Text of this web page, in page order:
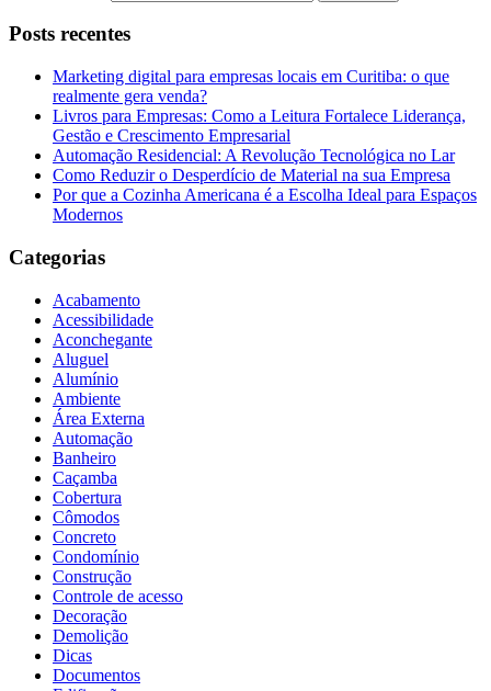
Posts recentes
Marketing digital para empresas locais em Curitiba: o que
realmente gera venda?
Livros para Empresas: Como a Leitura Fortalece Liderança,
Gestão e Crescimento Empresarial
Automação Residencial: A Revolução Tecnológica no Lar
Como Reduzir o Desperdício de Material na sua Empresa
Por que a Cozinha Americana é a Escolha Ideal para Espaços
Modernos
Categorias
Acabamento
Acessibilidade
Aconchegante
Aluguel
Alumínio
Ambiente
Área Externa
Automação
Banheiro
Caçamba
Cobertura
Cômodos
Concreto
Condomínio
Construção
Controle de acesso
Decoração
Demolição
Dicas
Documentos